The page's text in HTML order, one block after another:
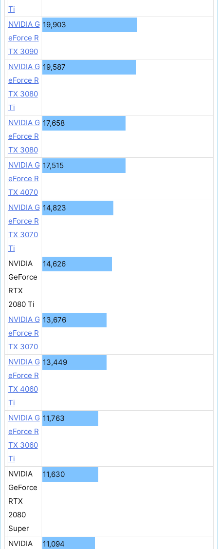
Ti
NVIDIA G
eForce R
TX 3090
19,903
NVIDIA G
eForce R
TX 3080
Ti
19,587
NVIDIA G
eForce R
TX 3080
17,658
NVIDIA G
eForce R
TX 4070
17,515
NVIDIA G
eForce R
TX 3070
Ti
14,823
NVIDIA
GeForce
RTX
2080 Ti
14,626
NVIDIA G
eForce R
TX 3070
13,676
NVIDIA G
eForce R
TX 4060
Ti
13,449
NVIDIA G
eForce R
TX 3060
Ti
11,763
NVIDIA
GeForce
RTX
2080
Super
11,630
NVIDIA
11,094